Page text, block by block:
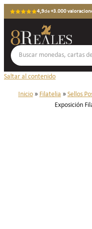
4,9de+3.000
Saltar al contenido
Inicio » Filatelia » Sellos
Exposición